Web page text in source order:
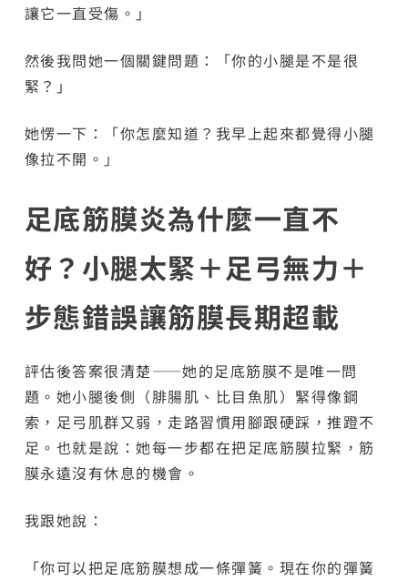
讓它一直受傷。」
然後我問她一個關鍵問題：「你的小腿是不是很
緊？」
她愣一下：「你怎麼知道？我早上起來都覺得小腿
像拉不開。」
足底筋膜炎為什麼一直不
好？小腿太緊＋足弓無力＋
步態錯誤讓筋膜長期超載
評估後答案很清楚——她的足底筋膜不是唯一問
題。她小腿後側（腓腸肌、比目魚肌）緊得像鋼
索，足弓肌群又弱，走路習慣用腳跟硬踩，推蹬不
足。也就是說：她每一步都在把足底筋膜拉緊，筋
膜永遠沒有休息的機會。
我跟她說：
「你可以把足底筋膜想成一條彈簧。現在你的彈簧